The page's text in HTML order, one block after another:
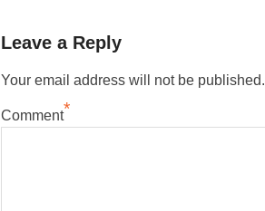
Leave a Reply
Your email address will not be published.
Comment*